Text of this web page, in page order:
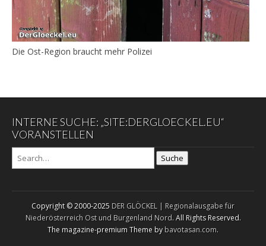
Die Ost-Region braucht mehr Polizei
INTERNE SUCHE: „SITE:DERGLOECKEL.EU“
VORANSTELLEN
Suche
Copyright © 2000-2025 DER GLÖCKEL | Regionalausgabe für
Niederösterreich Ost und Burgenland Nord. All Rights Reserved.
The magazine-premium Theme bybavotasan.com.